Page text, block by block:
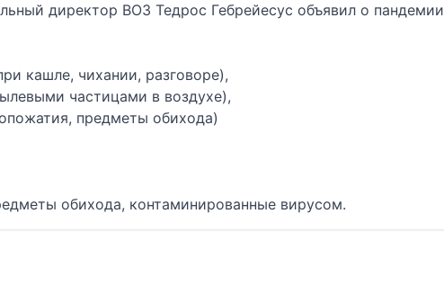
директор ВОЗ Тедрос Гебрейесус объявил о пандемии
кашле, чихании, разговоре),
частицами в воздухе),
предметы обихода)
обихода, контаминированные вирусом.